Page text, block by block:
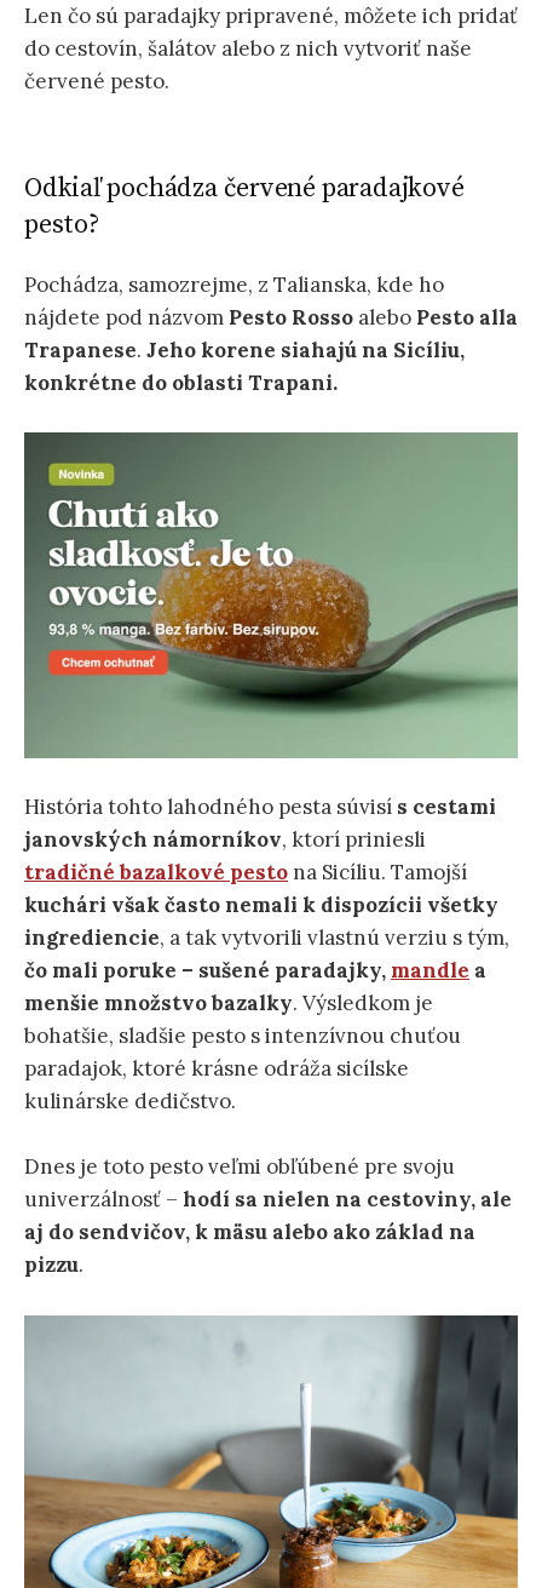
Len čo sú paradajky pripravené, môžete ich pridať
do cestovín, šalátov alebo z nich vytvoriť naše
červené pesto.
Odkiaľ pochádza červené paradajkové
pesto?
Pochádza, samozrejme, z Talianska, kde ho
nájdete pod názvom Pesto Rosso alebo Pesto alla
Trapanese. Jeho korene siahajú na Sicíliu,
konkrétne do oblasti Trapani.
História tohto lahodného pesta súvisí s cestami
janovských námorníkov, ktorí priniesli
tradičné bazalkové pesto na Sicíliu. Tamojší
kuchári však často nemali k dispozícii všetky
ingrediencie, a tak vytvorili vlastnú verziu s tým,
čo mali poruke – sušené paradajky, mandle a
menšie množstvo bazalky. Výsledkom je
bohatšie, sladšie pesto s intenzívnou chuťou
paradajok, ktoré krásne odráža sicílske
kulinárske dedičstvo.
Dnes je toto pesto veľmi obľúbené pre svoju
univerzálnosť – hodí sa nielen na cestoviny, ale
aj do sendvičov, k mäsu alebo ako základ na
pizzu.